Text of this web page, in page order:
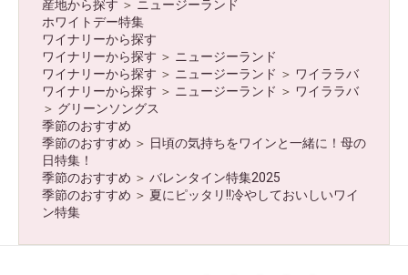
産地から探す ＞ ニュージーランド
ホワイトデー特集
ワイナリーから探す
ワイナリーから探す ＞ ニュージーランド
ワイナリーから探す ＞ ニュージーランド ＞ ワイララバ
ワイナリーから探す ＞ ニュージーランド ＞ ワイララバ
＞ グリーンソングス
季節のおすすめ
季節のおすすめ ＞ 日頃の気持ちをワインと一緒に！母の
日特集！
季節のおすすめ ＞ バレンタイン特集2025
季節のおすすめ ＞ 夏にピッタリ!!冷やしておいしいワイ
ン特集